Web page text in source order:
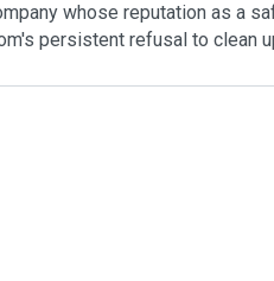
whose reputation as a
persistent refusal to clean